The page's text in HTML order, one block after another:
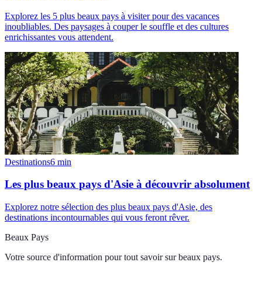
Explorez les 5 plus beaux pays à visiter pour des vacances
inoubliables. Des paysages à couper le souffle et des cultures
enrichissantes vous attendent.
Destinations6 min
Les plus beaux pays d'Asie à découvrir absolument
Explorez notre sélection des plus beaux pays d'Asie, des
destinations incontournables qui vous feront rêver.
Beaux Pays
Votre source d'information pour tout savoir sur beaux pays.